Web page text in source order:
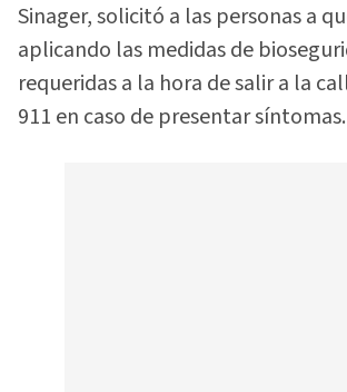
Sinager, solicitó a las personas a
aplicando las medidas de
requeridas a la hora de salir a la
911 en caso de presentar síntomas.